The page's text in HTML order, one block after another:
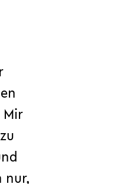
Mir
nur,